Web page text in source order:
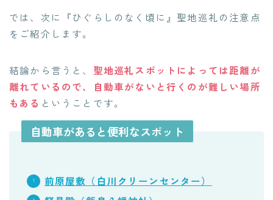
では、次に『ひぐらしのなく頃に』聖地巡礼の注意点
をご紹介します。
結論から言うと、 聖地巡礼スポットによっては距離が
離れているので、自動車がないと行くのが難しい場所
もある ということです。
自動車があると便利なスポット
前原屋敷（白川クリーンセンター）